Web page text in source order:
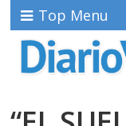
Top Menu